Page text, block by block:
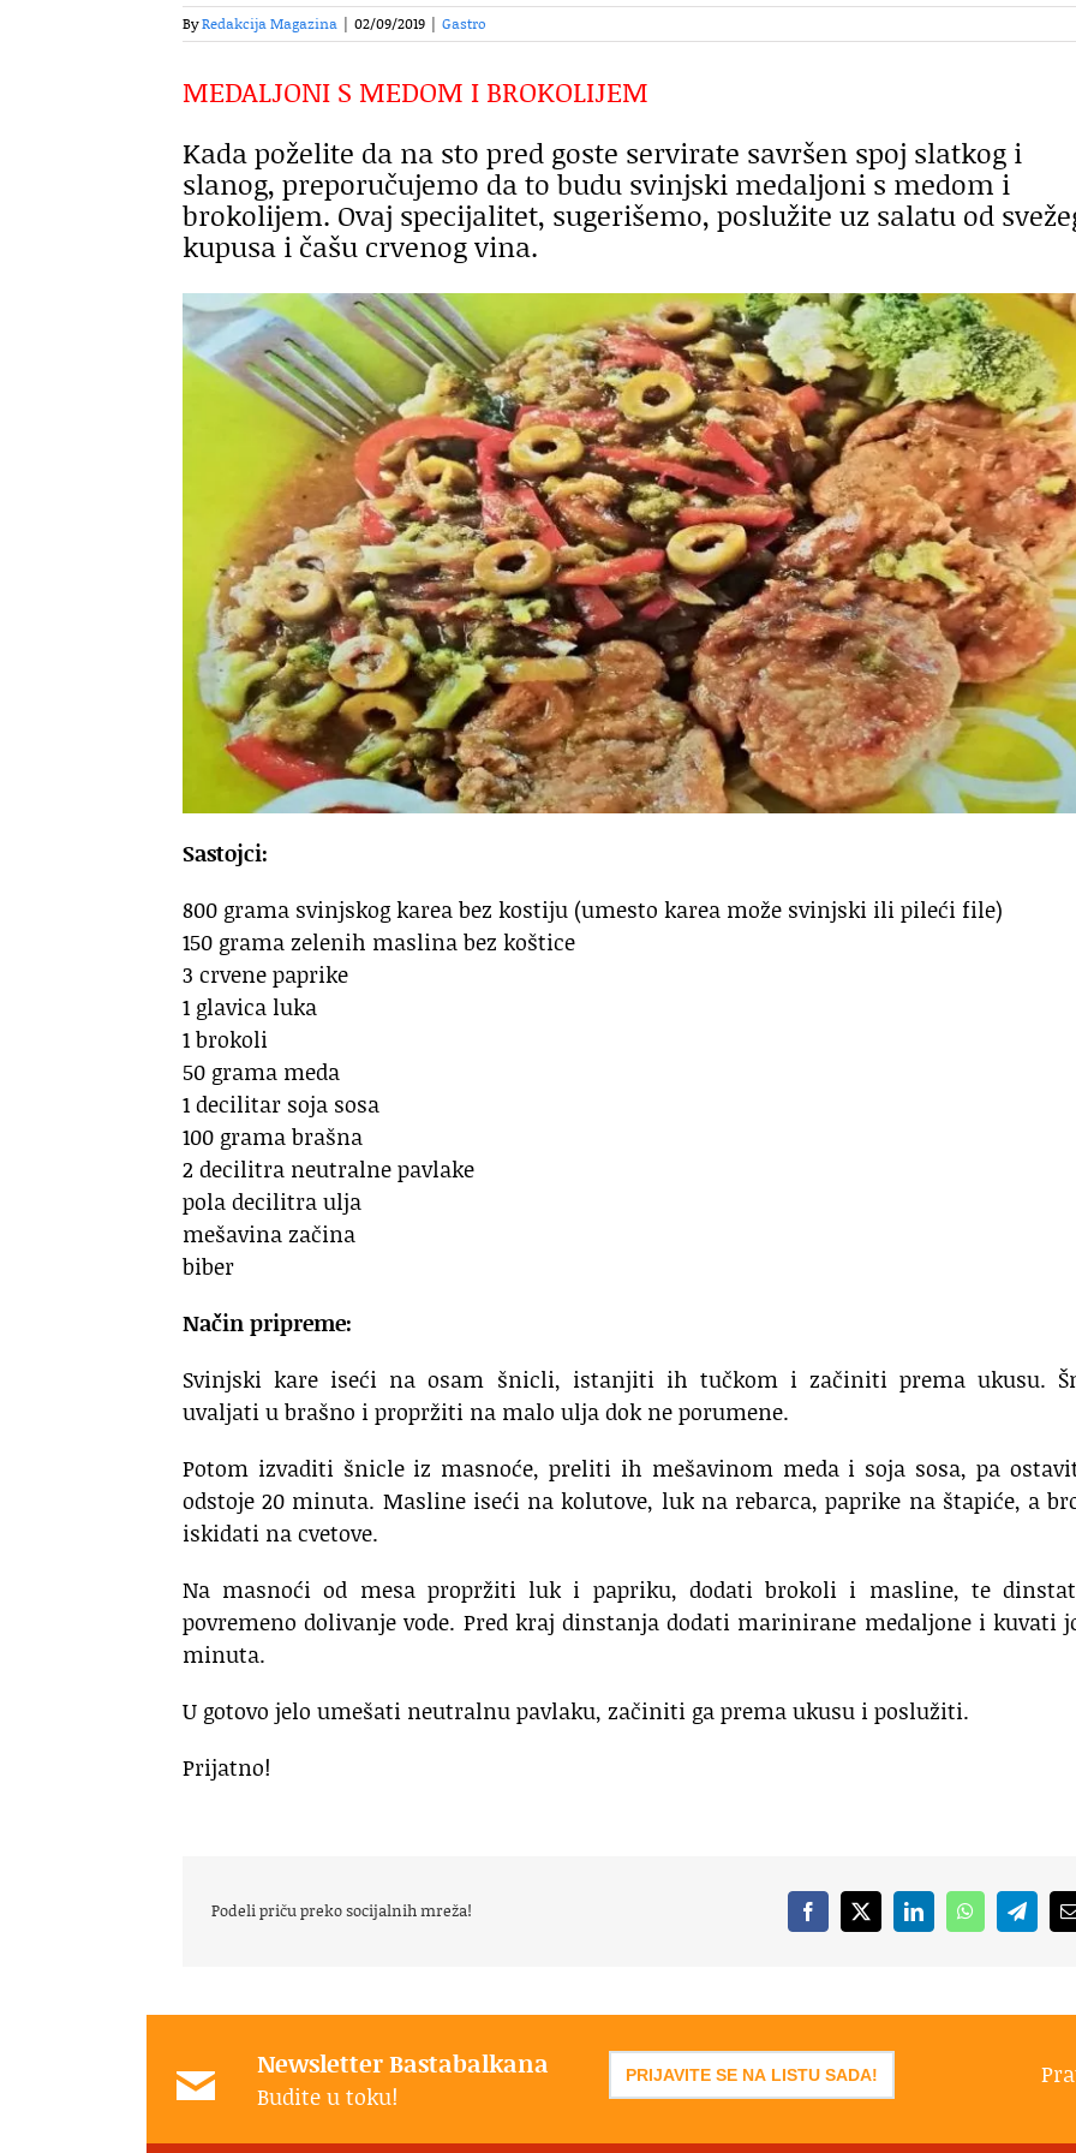
ByRedakcija Magazina | 02/09/2019 | Gastro
MEDALJONI S MEDOM I BROKOLIJEM
Kada poželite da na sto pred goste servirate savršen spoj slatkog i
slanog, preporučujemo da to budu svinjski medaljoni s medom i
brokolijem. Ovaj specijalitet, sugerišemo, poslužite uz salatu od
kupusa i čašu crvenog vina.
Sastojci:
800 grama svinjskog karea bez kostiju (umesto karea može svinjski ili pileći file)
150 grama zelenih maslina bez koštice
3 crvene paprike
1 glavica luka
1 brokoli
50 grama meda
1 decilitar soja sosa
100 grama brašna
2 decilitra neutralne pavlake
pola decilitra ulja
mešavina začina
biber
Način pripreme:
Svinjski kare iseći na osam šnicli, istanjiti ih tučkom i začiniti prema ukusu.
uvaljati u brašno i propržiti na malo ulja dok ne porumene.
Potom izvaditi šnicle iz masnoće, preliti ih mešavinom meda i soja sosa, pa
odstoje 20 minuta. Masline iseći na kolutove, luk na rebarca, paprike na štapiće, a
iskidati na cvetove.
Na masnoći od mesa propržiti luk i papriku, dodati brokoli i masline, te
povremeno dolivanje vode. Pred kraj dinstanja dodati marinirane medaljone i kuvati
minuta.
U gotovo jelo umešati neutralnu pavlaku, začiniti ga prema ukusu i poslužiti.
Prijatno!
Podeli priču preko socijalnih mreža! Facebook
X LinkedInWhatsApp
Newsletter Bastabalkana
Budite u toku!
PRIJAVITE SE NA LISTU SADA!